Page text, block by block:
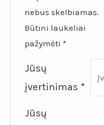
nebus skelbiamas.
Būtini laukeliai
pažymėti*
Jūsų
įvertinimas *
Jūsų